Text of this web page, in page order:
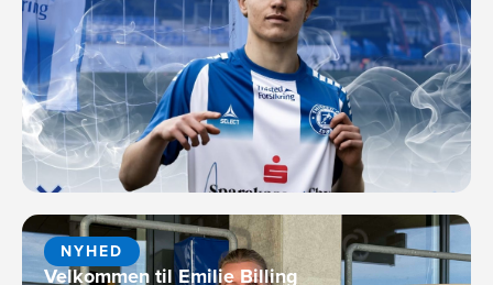
NYHED
Velkommen til Emilie Billing